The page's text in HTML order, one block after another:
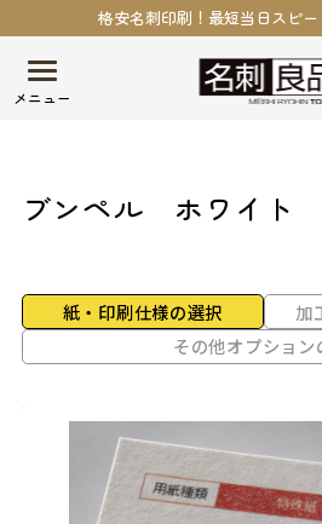
格安名刺印刷！最短当日スピ
ブンペル ホワイト
紙・印刷仕様の選択
加
その他オプション